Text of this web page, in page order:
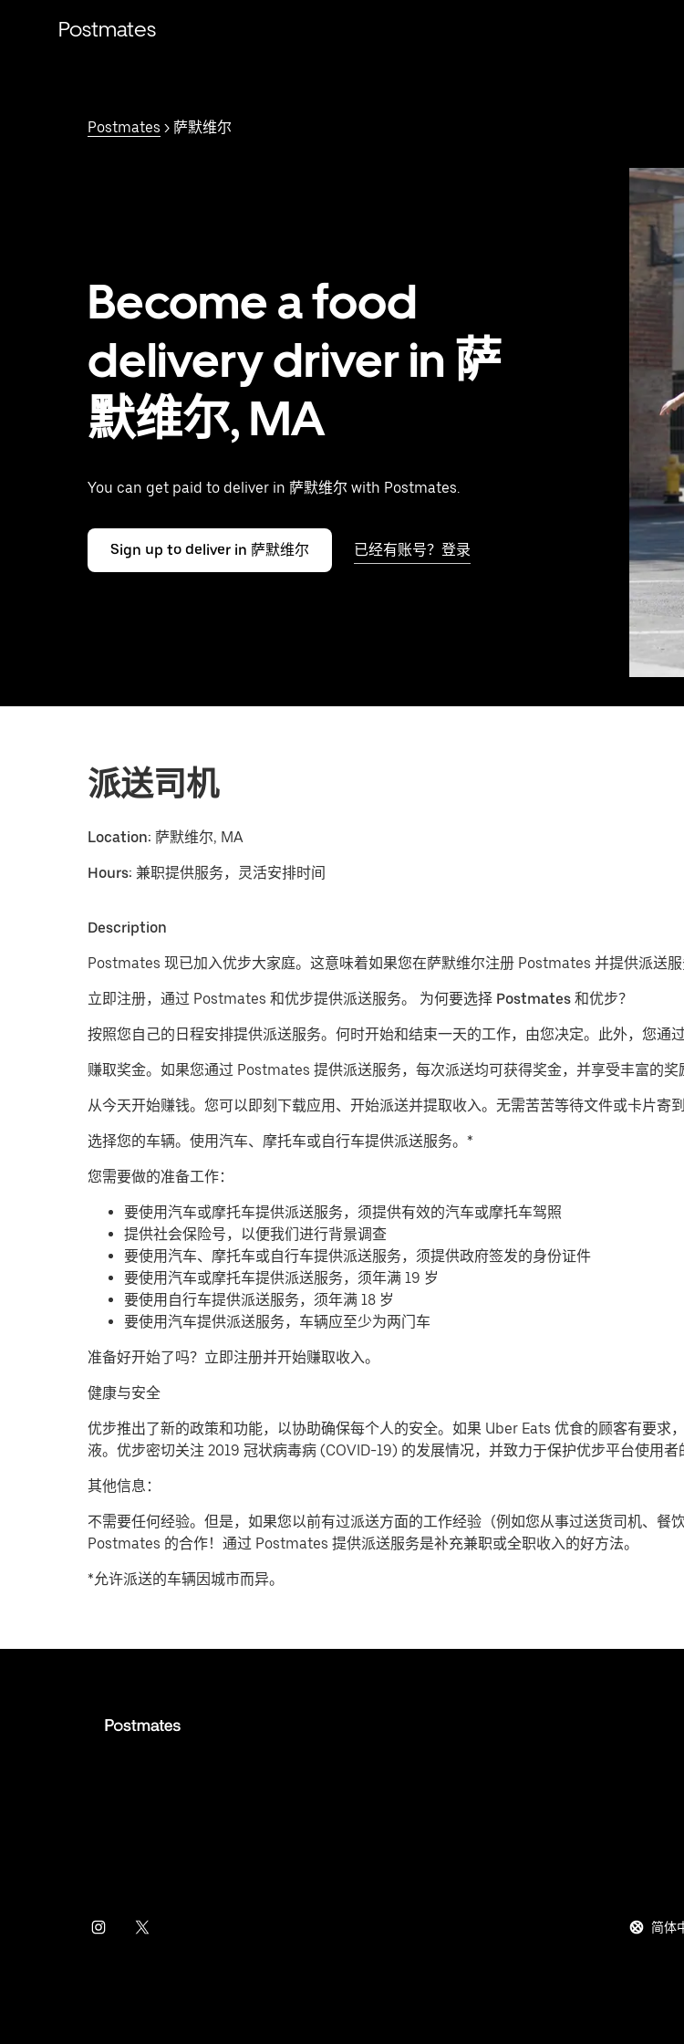
Postmates
Postmates > 萨默维尔
Become a food
delivery driver in 萨
默维尔, MA
You can get paid to deliver in 萨默维尔 with Postmates.
Sign up to deliver in 萨默维尔 已经有账号？登录
派送司机
Location: 萨默维尔, MA
Hours: 兼职提供服务，灵活安排时间
Description
Postmates 现已加入优步大家庭。这意味着如果您在萨默维尔注册 Postmates 并提供派送服
立即注册，通过 Postmates 和优步提供派送服务。 为何要选择 Postmates 和优步？
按照您自己的日程安排提供派送服务。 何时开始和结束一天的工作，由您决定。此外，您通
赚取奖金。 如果您通过 Postmates 提供派送服务，每次派送均可获得奖金，并享受丰富的奖
从今天开始赚钱。 您可以即刻下载应用、开始派送并提取收入。无需苦苦等待文件或卡片寄
​选择您的车辆。使用汽车、摩托车或自行车提供派送服务。*
您需要做的准备工作：
要使用汽车或摩托车提供派送服务，须提供有效的汽车或摩托车驾照
提供社会保险号，以便我们进行背景调查
要使用汽车、摩托车或自行车提供派送服务，须提供政府签发的身份证件
要使用汽车或摩托车提供派送服务，须年满 19 岁
要使用自行车提供派送服务，须年满 18 岁
要使用汽车提供派送服务，车辆应至少为两门车
准备好开始了吗？立即注册并开始赚取收入。
健康与安全
优步推出了新的政策和功能，以协助确保每个人的安全。如果 Uber Eats 优食的顾客有要
液。优步密切关注 2019 冠状病毒病 (COVID-19) 的发展情况，并致力于保护优步平台使用者
其他信息：
不需要任何经验。但是，如果您以前有过派送方面的工作经验（例如您从事过送货司机、餐
Postmates 的合作！通过 Postmates 提供派送服务是补充兼职或全职收入的好方法。
*允许派送的车辆因城市而异。
简体